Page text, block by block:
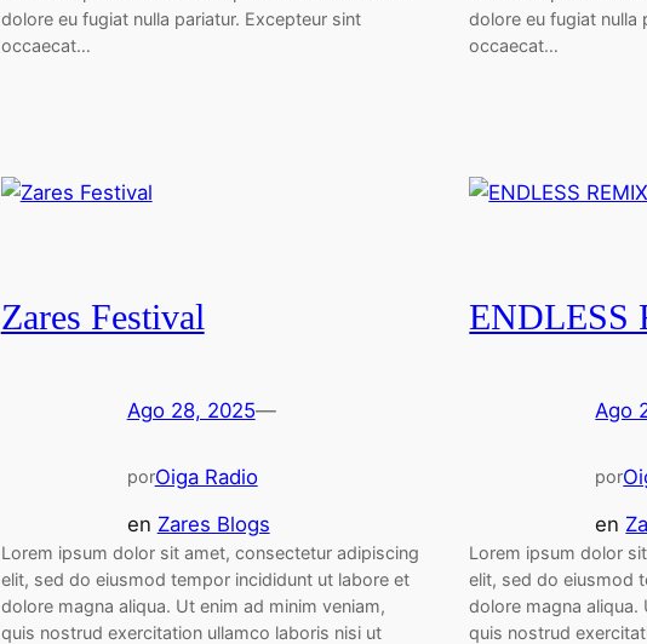
dolore eu fugiat nulla pariatur. Excepteur sint
occaecat…
dolore eu fugiat nulla
occaecat…
Zares Festival
Ago 28, 2025—
porOiga Radio
en Zares Blogs
Lorem ipsum dolor sit amet, consectetur adipiscing
elit, sed do eiusmod tempor incididunt ut labore et
dolore magna aliqua. Ut enim ad minim veniam,
quis nostrud exercitation ullamco laboris nisi ut
ENDLESS
Ago
por
en
Lorem ipsum dolor
elit, sed do eiusmod
dolore magna aliqua.
quis nostrud